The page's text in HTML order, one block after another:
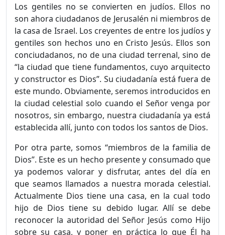
Los gentiles no se convierten en judíos. Ellos no
son ahora ciuda­danos de Jerusalén ni miembros de
la casa de Israel. Los creyentes de entre los judíos y
gentiles son hechos uno en Cristo Jesús. Ellos son
conciudadanos, no de una ciudad terrenal, sino de
“la ciudad que tiene fundamentos, cuyo arquitecto
y constructor es Dios”. Su ciudadanía está fuera de
este mundo. Obviamente, seremos intro­ducidos en
la ciudad celestial solo cuando el Señor venga por
noso­tros, sin embargo, nuestra ciudadanía ya está
establecida allí, junto con todos los santos de Dios.
Por otra parte, somos “miembros de la familia de
Dios”. Este es un hecho presente y consumado que
ya podemos valorar y disfrutar, antes del día en
que seamos llamados a nuestra morada celestial.
Actualmente Dios tiene una casa, en la cual todo
hijo de Dios tiene su debido lugar. Allí se debe
reconocer la autoridad del Señor Jesús como Hijo
sobre su casa, y poner en práctica lo que Él ha